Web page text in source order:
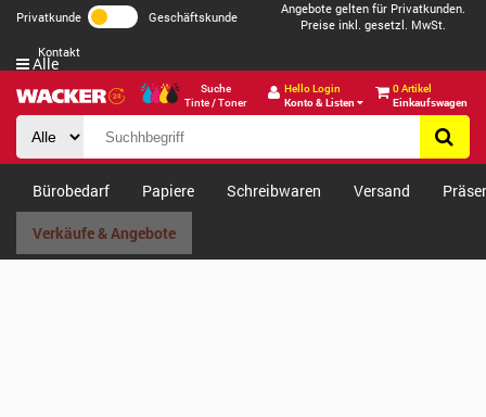
Privatkunde Geschäftskunde
Angebote gelten für Privatkunden.
Preise inkl. gesetzl. MwSt.
Kontakt
Suche
Tinte / Toner
Hello Login
Konto & Listen
0 Artikel
Einkaufswagen
Alle
Bürobedarf Papiere Schreibwaren Versand
Verkäufe & Angebote